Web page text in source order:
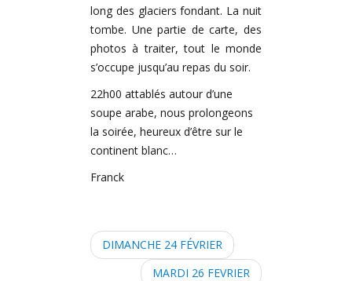
long des glaciers fondant. La nuit
tombe. Une partie de carte, des
photos à traiter, tout le monde
s’occupe jusqu’au repas du soir.
22h00 attablés autour d’une
soupe arabe, nous prolongeons
la soirée, heureux d’être sur le
continent blanc…
Franck
P
o
DIMANCHE 24 FÉVRIER
MARDI 26 FEVRIER